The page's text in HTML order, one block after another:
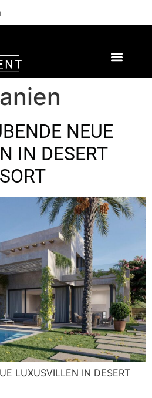
NEUE
IN DESERT
LUXUSVILLEN IN DESERT